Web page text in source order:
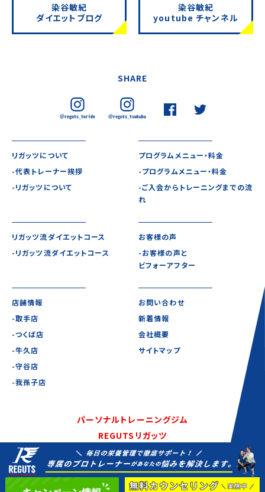
染谷敏紀
ダイエットブログ
染谷敏紀
youtube チャンネル
SHARE
リガッツについて
-代表トレーナー挨拶
-リガッツについて
プログラムメニュー・料金
-プログラムメニュー・料金
-ご入会からトレーニングまでの流
れ
リガッツ流ダイエットコース
-リガッツ流ダイエットコース
お客様の声
-お客様の声と
ビフォーアフター
店舗情報
-取手店
-つくば店
-牛久店
-守谷店
-我孫子店
お問い合わせ
新着情報
会社概要
サイトマップ
パーソナルトレーニングジム
REGUTSリガッツ
©2020-2021 REGUTS